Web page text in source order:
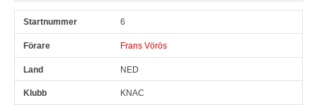
6
Frans Vörös
NED
KNAC